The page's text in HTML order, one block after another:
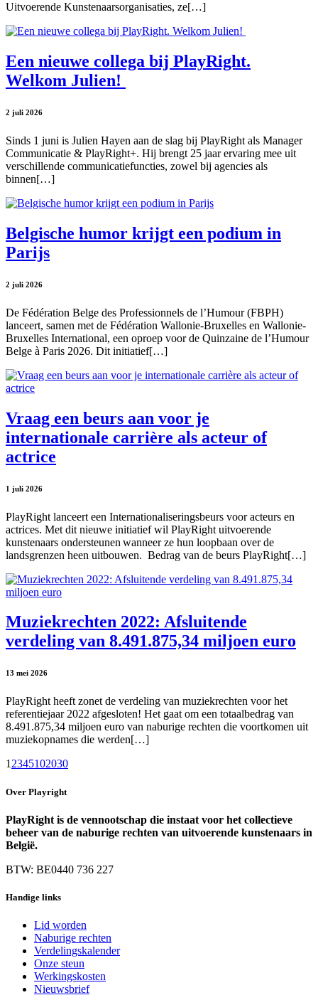
Uitvoerende Kunstenaarsorganisaties, ze[…]
Een nieuwe collega bij PlayRight.
Welkom Julien!
2 juli 2026
Sinds 1 juni is Julien Hayen aan de slag bij PlayRight als Manager
Communicatie & PlayRight+. Hij brengt 25 jaar ervaring mee uit
verschillende communicatiefuncties, zowel bij agencies als
binnen[…]
Belgische humor krijgt een podium in
Parijs
2 juli 2026
De Fédération Belge des Professionnels de l’Humour (FBPH)
lanceert, samen met de Fédération Wallonie-Bruxelles en Wallonie-
Bruxelles International, een oproep voor de Quinzaine de l’Humour
Belge à Paris 2026. Dit initiatief[…]
Vraag een beurs aan voor je
internationale carrière als acteur of
actrice
1 juli 2026
PlayRight lanceert een Internationaliseringsbeurs voor acteurs en
actrices. Met dit nieuwe initiatief wil PlayRight uitvoerende
kunstenaars ondersteunen wanneer ze hun loopbaan over de
landsgrenzen heen uitbouwen. Bedrag van de beurs PlayRight[…]
Muziekrechten 2022: Afsluitende
verdeling van 8.491.875,34 miljoen euro
13 mei 2026
PlayRight heeft zonet de verdeling van muziekrechten voor het
referentiejaar 2022 afgesloten! Het gaat om een totaalbedrag van
8.491.875,34 miljoen euro van naburige rechten die voortkomen uit
muziekopnames die werden[…]
1 2345102030
Over Playright
PlayRight is de vennootschap die instaat voor het collectieve
beheer van de naburige rechten van uitvoerende kunstenaars in
België.
BTW: BE0440 736 227
Handige links
Lid worden
Naburige rechten
Verdelingskalender
Onze steun
Werkingskosten
Nieuwsbrief